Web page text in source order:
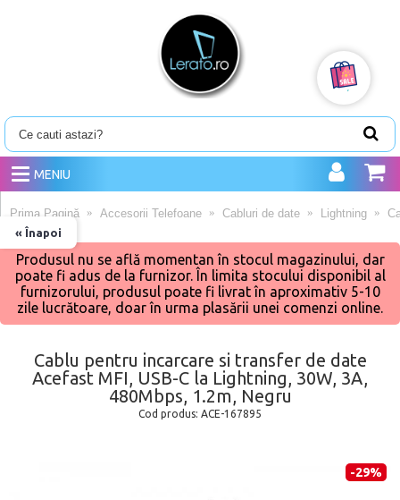
MENIU
« Înapoi
Prima Pagină Accesorii Telefoane Cabluri de date Lightning
Produsul nu se află momentan în stocul magazinului, dar
poate fi adus de la furnizor. În limita stocului disponibil al
furnizorului, produsul poate fi livrat în aproximativ 5-10
zile lucrătoare, doar în urma plasării unei comenzi online.
Cablu pentru incarcare si transfer de date
Acefast MFI, USB-C la Lightning, 30W, 3A,
480Mbps, 1.2m, Negru
Cod produs: ACE-167895
-29%